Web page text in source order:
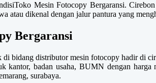
Toko Mesin Fotocopy Bergaransi.
atau dikenal dengan jalur pantura yang
Bergaransi
di bidang distributor mesin fotocopy hadir di
kantor, badan usaha, BUMN dengan harga
surabaya.